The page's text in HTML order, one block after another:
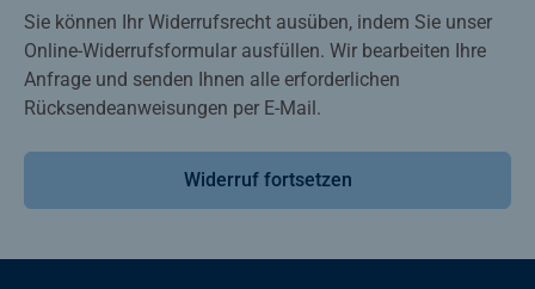
Sie können Ihr Widerrufsrecht ausüben, indem Sie unser
Online-Widerrufsformular ausfüllen. Wir bearbeiten Ihre
Anfrage und senden Ihnen alle erforderlichen
Rücksendeanweisungen per E-Mail.
Widerruf fortsetzen